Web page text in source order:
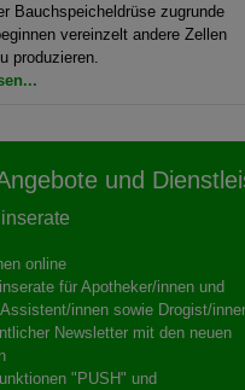
Bauchspeicheldrüse zugrunde
vereinzelt andere Zellen
produzieren.
und
online
für Apotheker/innen und
innen sowie Drogist/
Newsletter mit den neuen
"PUSH" und